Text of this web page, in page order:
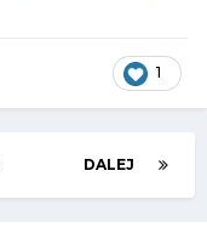
1
DALEJ